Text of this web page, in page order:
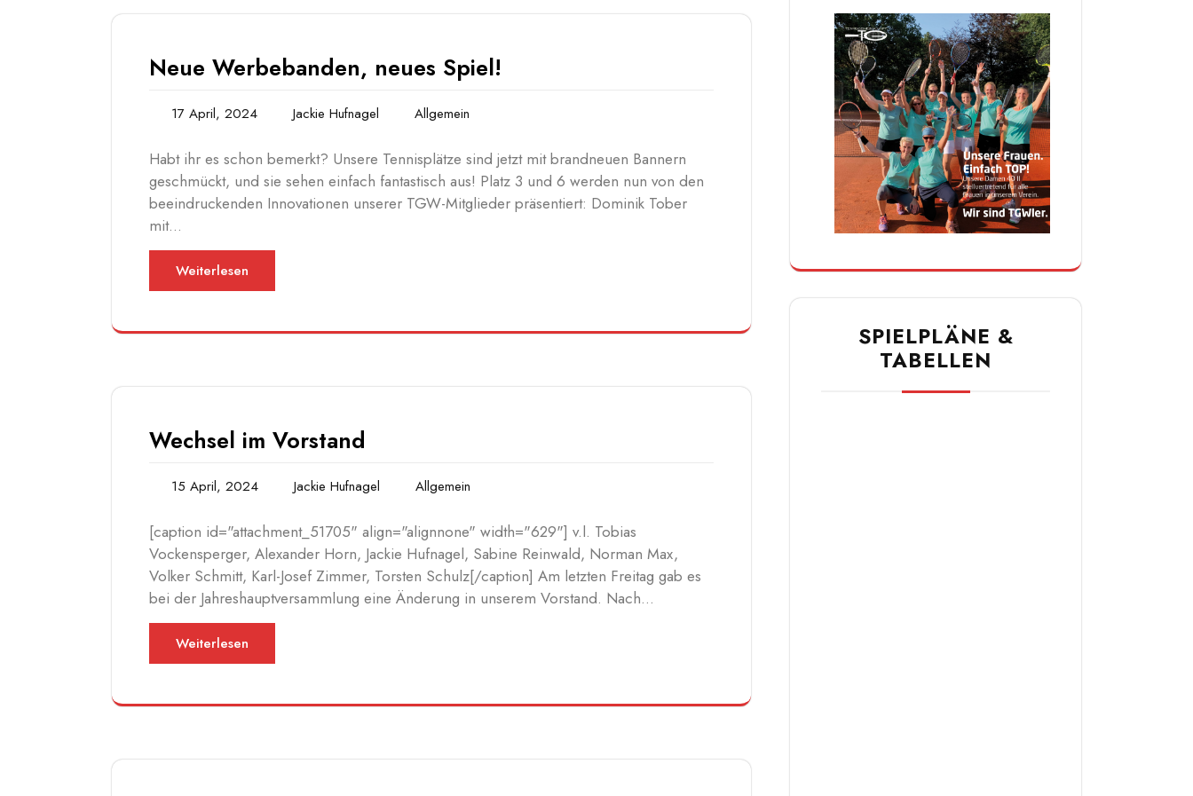
Neue Werbebanden, neues Spiel!
17 April, 2024 Jackie Hufnagel Allgemein
Habt ihr es schon bemerkt? Unsere Tennisplätze sind jetzt mit brandneuen Bannern
geschmückt, und sie sehen einfach fantastisch aus! Platz 3 und 6 werden nun von den
beeindruckenden Innovationen unserer TGW-Mitglieder präsentiert: Dominik Tober
mit…
Weiterlesen
Wechsel im Vorstand
15 April, 2024 Jackie Hufnagel Allgemein
[caption id="attachment_51705" align="alignnone" width="629"] v.l. Tobias
Vockensperger, Alexander Horn, Jackie Hufnagel, Sabine Reinwald, Norman Max,
Volker Schmitt, Karl-Josef Zimmer, Torsten Schulz[/caption] Am letzten Freitag gab es
bei der Jahreshauptversammlung eine Änderung in unserem Vorstand. Nach…
Weiterlesen
SPIELPLÄNE &
TABELLEN